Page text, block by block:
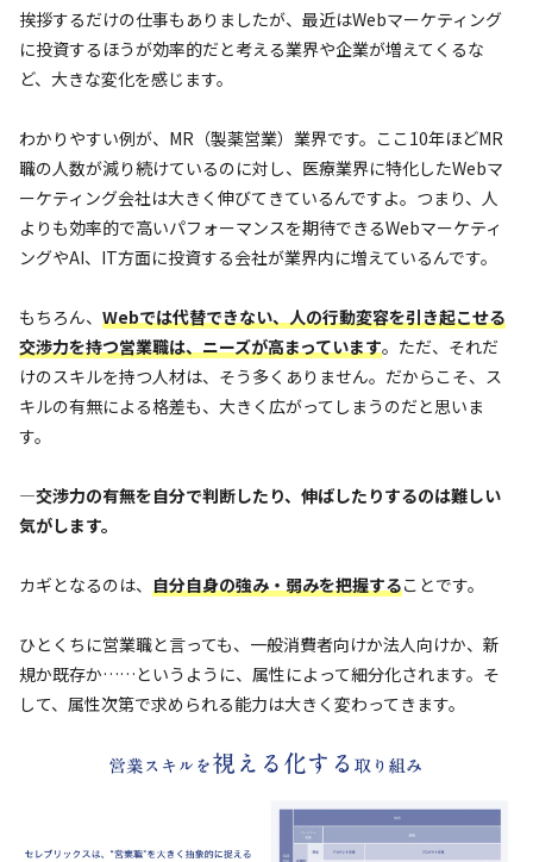
挨拶するだけの仕事もありましたが、最近はWebマーケティング
に投資するほうが効率的だと考える業界や企業が増えてくるな
ど、大きな変化を感じます。
わかりやすい例が、MR（製薬営業）業界です。ここ10年ほどMR
職の人数が減り続けているのに対し、医療業界に特化したWebマ
ーケティング会社は大きく伸びてきているんですよ。つまり、人
よりも効率的で高いパフォーマンスを期待できるWebマーケティ
ングやAI、IT方面に投資する会社が業界内に増えているんです。
もちろん、 Webでは代替できない、人の行動変容を引き起こせる
交渉力を持つ営業職は、ニーズが高まっています。ただ、それだ
けのスキルを持つ人材は、そう多くありません。だからこそ、ス
キルの有無による格差も、大きく広がってしまうのだと思いま
す。
—交渉力の有無を自分で判断したり、伸ばしたりするのは難しい
気がします。
カギとなるのは、 自分自身の強み・弱みを把握することです。
ひとくちに営業職と言っても、一般消費者向けか法人向けか、新
規か既存か……というように、属性によって細分化されます。そ
して、属性次第で求められる能力は大きく変わってきます。